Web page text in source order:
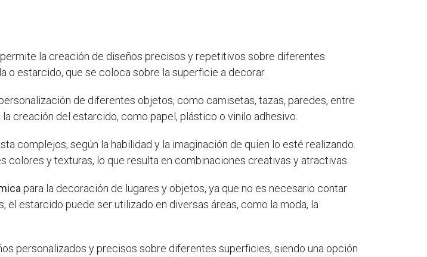
la creación de diseños precisos y repetitivos sobre diferentes
o estarcido, que se coloca sobre la superficie a decorar.
de diferentes objetos, como camisetas, tazas, paredes, entre
creación del estarcido, como papel, plástico o vinilo adhesivo.
complejos, según la habilidad y la imaginación de quien lo esté realizando.
y texturas, lo que resulta en combinaciones creativas y atractivas.
para la decoración de lugares y objetos, ya que no es necesario contar
estarcido puede ser utilizado en diversas áreas, como la moda, la
personalizados y precisos sobre diferentes superficies, siendo una opción